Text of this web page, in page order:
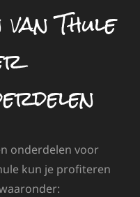
Thule
onderdelen voor
kun je profiteren